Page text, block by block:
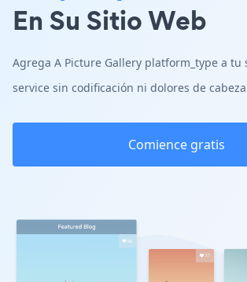
En Su Sitio Web
Agrega A Picture Gallery platform_type a tu
service sin codificación ni dolores de
Comience gratis